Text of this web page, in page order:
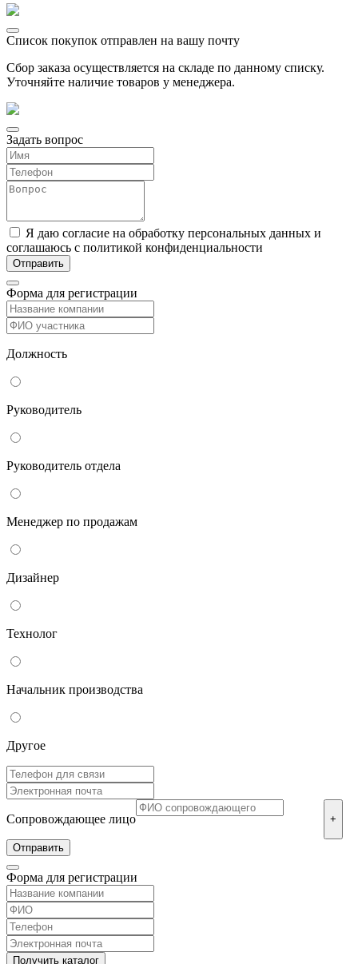
Список покупок отправлен на вашу почту
Сбор заказа осуществляется на складе по данному списку.
Уточняйте наличие товаров у менеджера.
Задать вопрос
Я даю согласие на обработку персональных данных и
соглашаюсь с политикой конфиденциальности
Форма для регистрации
Должность
Руководитель
Руководитель отдела
Менеджер по продажам
Дизайнер
Технолог
Начальник производства
Другое
Сопровождающее лицо +
Форма для регистрации